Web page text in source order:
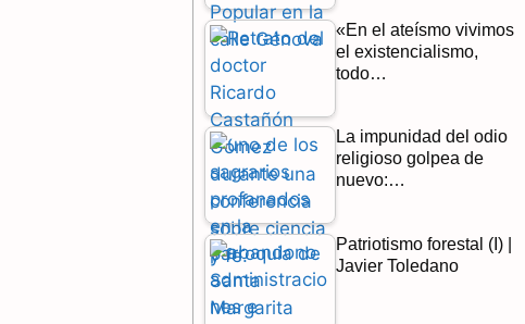
«En el ateísmo vivimos
el existencialismo,
todo…
La impunidad del odio
religioso golpea de
nuevo:…
Patriotismo forestal (I) |
Javier Toledano